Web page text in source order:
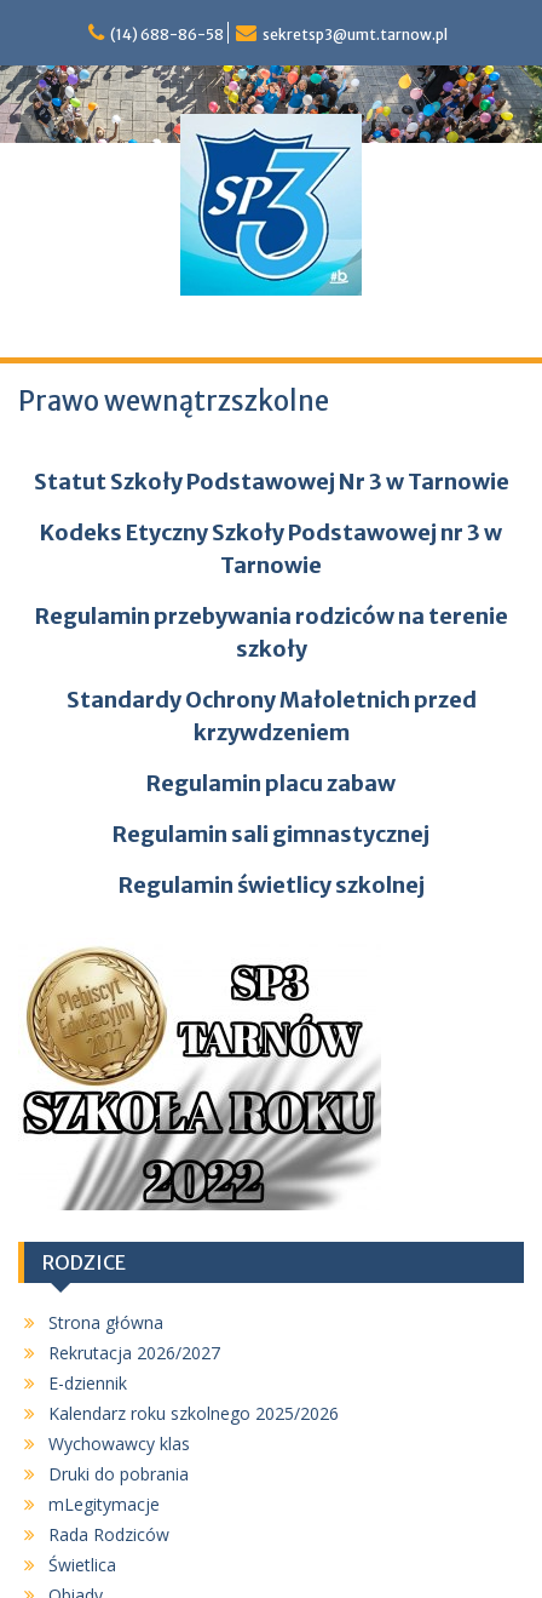
i
p
t
o
(14) 688-86-58 sekretsp3@umt.tarnow.pl
Prawo wewnątrzszkolne
Statut Szkoły Podstawowej Nr 3 w Tarnowie
Kodeks Etyczny Szkoły Podstawowej nr 3 w
Tarnowie
Regulamin przebywania rodziców na terenie
szkoły
Standardy Ochrony Małoletnich przed
krzywdzeniem
Regulamin placu zabaw
Regulamin sali gimnastycznej
Regulamin świetlicy szkolnej
RODZICE
Strona główna
Rekrutacja 2026/2027
E-dziennik
Kalendarz roku szkolnego 2025/2026
Wychowawcy klas
Druki do pobrania
mLegitymacje
Rada Rodziców
Świetlica